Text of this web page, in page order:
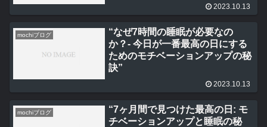
2023.10.13
mochiブログ
“なぜ7時間の睡眠が必要なの
か？- 今日が一番最高の日にする
ためのモチベーションアップの秘
訣”
2023.10.13
mochiブログ
“7ヶ月間で見つけた最高の日: モ
チベーションアップと睡眠の秘